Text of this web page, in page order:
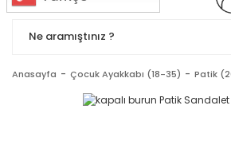
Anasayfa Çocuk Ayakkabı (18-35) Patik